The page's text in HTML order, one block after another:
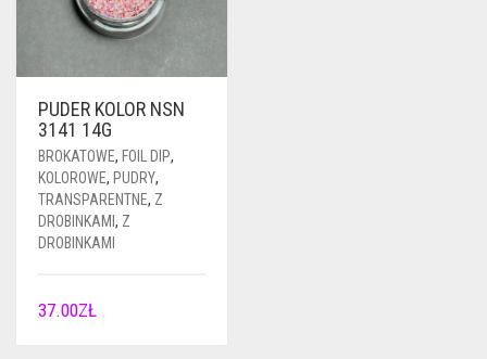
PUDER KOLOR NSN
3141 14G
BROKATOWE, FOIL DIP,
KOLOROWE, PUDRY,
TRANSPARENTNE, Z
DROBINKAMI , Z
DROBINKAMI
37.00ZŁ